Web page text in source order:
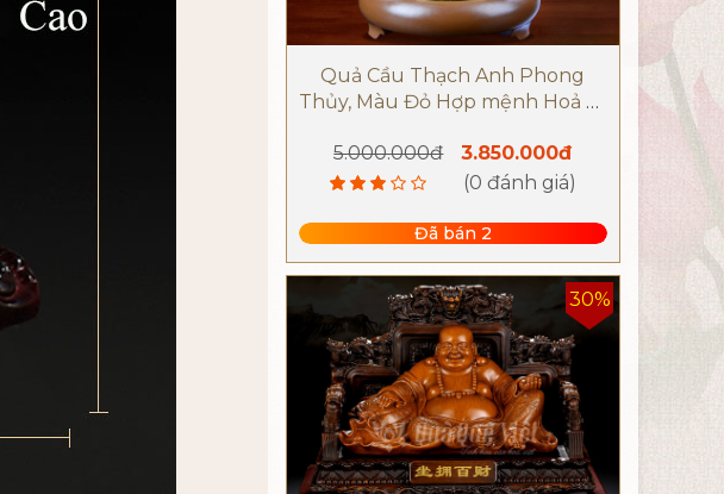
Quả Cầu Thạch Anh Phong
Thủy, Màu Đỏ Hợp mệnh Hoả và
5.000.000đ
3.850.000đ
(0 đánh giá)
Đã bán 2
30%